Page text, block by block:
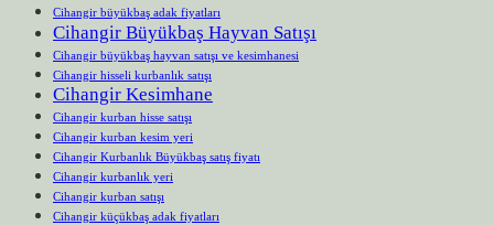
Cihangir büyükbaş adak fiyatları
Cihangir Büyükbaş Hayvan Satışı
Cihangir büyükbaş hayvan satışı ve kesimhanesi
Cihangir hisseli kurbanlık satışı
Cihangir Kesimhane
Cihangir kurban hisse satışı
Cihangir kurban kesim yeri
Cihangir Kurbanlık Büyükbaş satış fiyatı
Cihangir kurbanlık yeri
Cihangir kurban satışı
Cihangir küçükbaş adak fiyatları